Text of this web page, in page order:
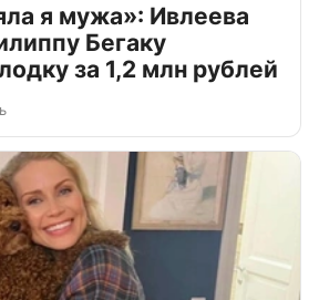
я мужа»: Ивлеева
Бегаку
за 1,2 млн рублей